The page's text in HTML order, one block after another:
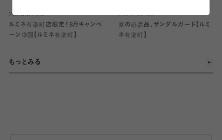
2026.07.26
ルミネ有楽町店限定！8月キャンペ
ーン🍋‍🟩【ルミネ有楽町】
2026.07.08
夏の必需品、サンダルガード【ルミ
ネ有楽町】
もっとみる